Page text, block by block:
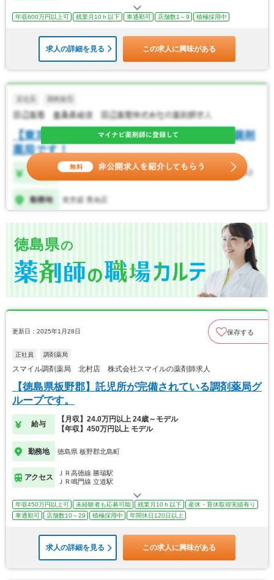
年収600万円以上可 残業月10ｈ以下 車通勤可 店舗数1～9 積極採用中
求人の詳細を見る この求人に興味がある
徳島県の
更新日：2025年1月28日 保存する
正社員 調剤薬局
スマイル調剤薬局 北村店 株式会社スマイルの薬剤師求人
【徳島県板野郡】託児所が完備されている調剤薬局グ
ループです。
給与
【月収】24.0万円以上 24歳～モデル
【年収】450万円以上 モデル
勤務地 徳島県 板野郡北島町
アクセス
ＪＲ高徳線 勝瑞駅
ＪＲ鳴門線 立道駅
年収450万円以上可 未経験者も応募可能 残業月10ｈ以下
産休・育休取得実績有り
車通勤可
店舗数10～29 積極採用中 年間休日120日以上
求人の詳細を見る この求人に興味がある